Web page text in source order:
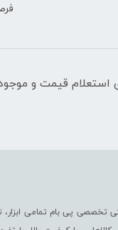
تخصصی پی بام تمامی